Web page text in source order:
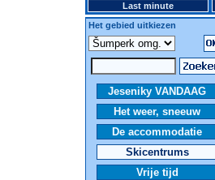
Last minute
Het gebied uitkiezen
Jeseniky VANDAAG
Het weer, sneeuw
De accommodatie
Skicentrums
Vrije tijd